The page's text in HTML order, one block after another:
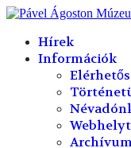
Hírek
Információk
év
hónap
év
hónap